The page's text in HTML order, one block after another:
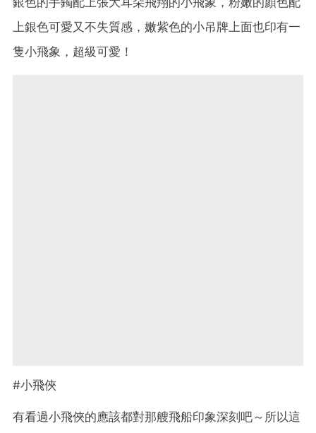
上銀色可愛又不失質感，嫩紫色的小吊牌上面也印有一
隻小飛象，超級可愛！
#小飛俠
有看過小飛俠的應該都對那艘飛船印象深刻吧～所以這